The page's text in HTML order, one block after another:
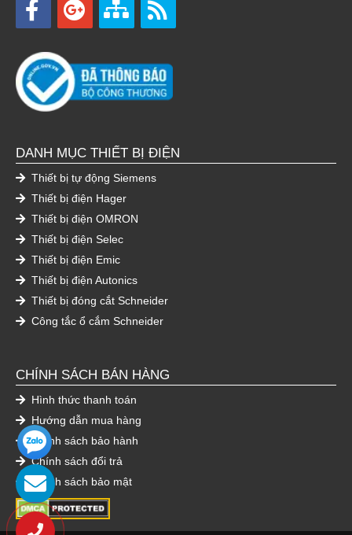
DANH MỤC THIẾT BỊ ĐIỆN
Thiết bị tự động Siemens
Thiết bị điện Hager
Thiết bị điện OMRON
Thiết bị điện Selec
Thiết bị điện Emic
Thiết bị điện Autonics
Thiết bị đóng cắt Schneider
Công tắc ổ cắm Schneider
CHÍNH SÁCH BÁN HÀNG
Hình thức thanh toán
Hướng dẫn mua hàng
Chính sách bảo hành
Chính sách đổi trả
Chính sách bảo mật